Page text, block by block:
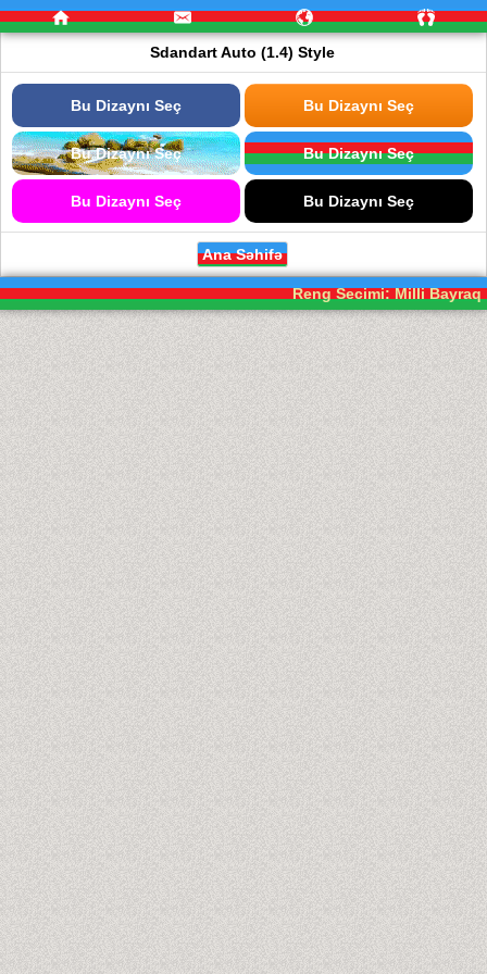
Sdandart Auto (1.4) Style
Bu Dizaynı Seç Bu Dizaynı Seç
Bu Dizaynı Seç Bu Dizaynı Seç
Bu Dizaynı Seç Bu Dizaynı Seç
Ana Səhifə
Reng Secimi: Milli Bayraq